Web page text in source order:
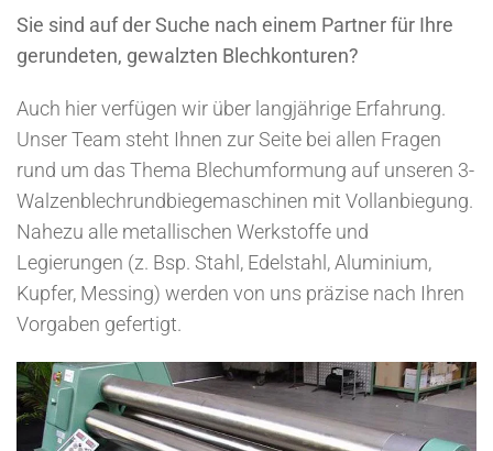
Sie sind auf der Suche nach einem Partner für Ihre
gerundeten, gewalzten Blechkonturen?
Auch hier verfügen wir über langjährige Erfahrung.
Unser Team steht Ihnen zur Seite bei allen Fragen
rund um das Thema Blechumformung auf unseren 3-
Walzenblechrundbiegemaschinen mit Vollanbiegung.
Nahezu alle metallischen Werkstoffe und
Legierungen (z. Bsp. Stahl, Edelstahl, Aluminium,
Kupfer, Messing) werden von uns präzise nach Ihren
Vorgaben gefertigt.